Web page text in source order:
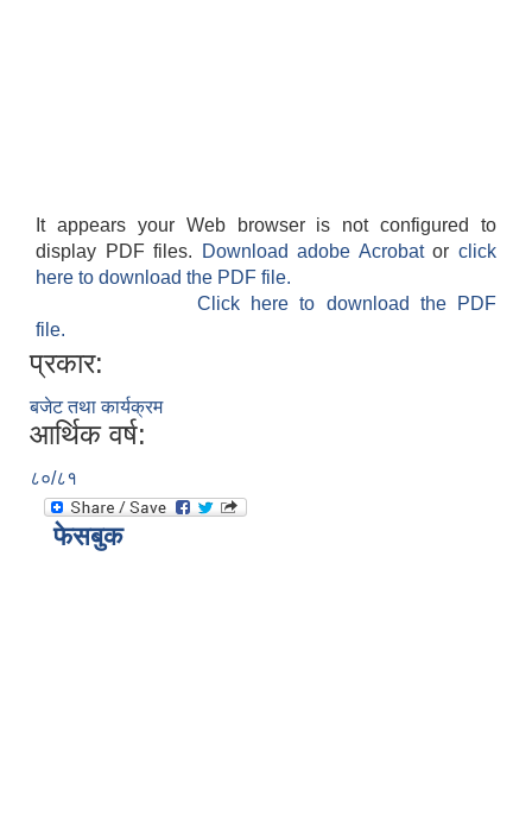
It appears your Web browser is not configured to
display PDF files.
Download adobe Acrobatorclick
here to download the PDF file.
Click here to download the PDF
file.
प्रकार:
बजेट तथा कार्यक्रम
आर्थिक वर्ष:
८०/८१
फेसबुक